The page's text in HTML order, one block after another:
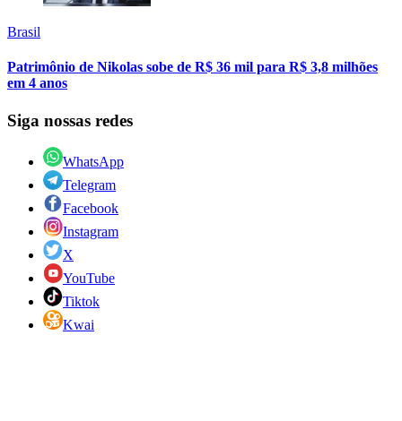
Brasil
Patrimônio de Nikolas sobe de R$ 36 mil para R$ 3,8 milhões
em 4 anos
Siga nossas redes
WhatsApp
Telegram
Facebook
Instagram
X
YouTube
Tiktok
Kwai